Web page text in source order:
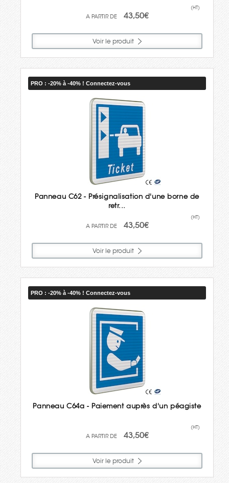
43,50€
(HT)
Voir le produit
PRO : -20% à -40% ! Connectez-vous
Panneau C62 - Présignalisation d'une borne de
retr...
43,50€
(HT)
Voir le produit
PRO : -20% à -40% ! Connectez-vous
Panneau C64a - Paiement auprès d'un péagiste
43,50€
(HT)
Voir le produit